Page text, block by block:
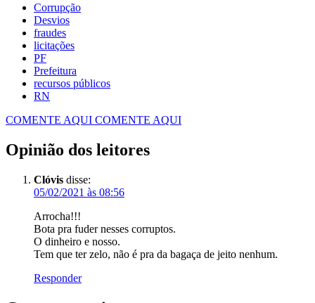
Corrupção
Desvios
fraudes
licitações
PF
Prefeitura
recursos públicos
RN
COMENTE AQUI COMENTE AQUI
Opinião dos leitores
Clóvis disse:
05/02/2021 às 08:56
Arrocha!!!
Bota pra fuder nesses corruptos.
O dinheiro e nosso.
Tem que ter zelo, não é pra da bagaça de jeito nenhum.
Responder